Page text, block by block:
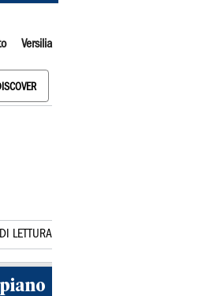
Versilia
LETTURA